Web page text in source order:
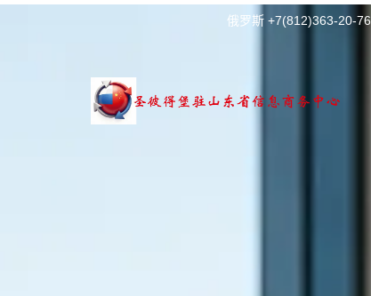
俄罗斯 +7(812)363-20-76